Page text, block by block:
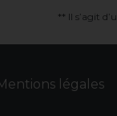
** Il s’agit
légales